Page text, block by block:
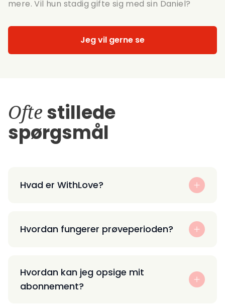
mere. Vil hun stadig gifte sig med sin Daniel?
Jeg vil gerne se
Ofte stillede
spørgsmål
Hvad er WithLove?
Hvordan fungerer prøveperioden?
Hvordan kan jeg opsige mit
abonnement?